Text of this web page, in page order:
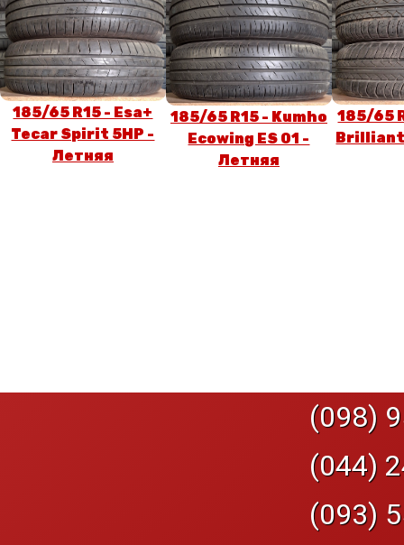
185/65 R15 - Esa+
Tecar Spirit 5HP -
Летняя
185/65 R15 - Kumho
Ecowing ES 01 -
Летняя
185/65
(098)
(044)
(093)